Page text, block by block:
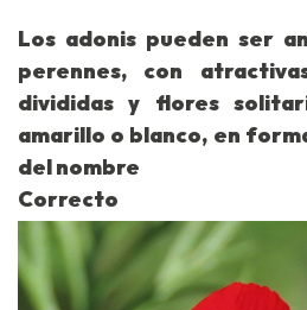
Los adonis pueden ser
perennes, con
divididas y flores
amarillo o blanco, en
del nombre
Correcto